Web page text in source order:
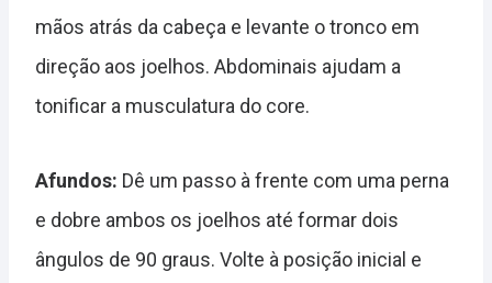
mãos atrás da cabeça e levante o tronco em
direção aos joelhos. Abdominais ajudam a
tonificar a musculatura do core.
Afundos: Dê um passo à frente com uma perna
e dobre ambos os joelhos até formar dois
ângulos de 90 graus. Volte à posição inicial e